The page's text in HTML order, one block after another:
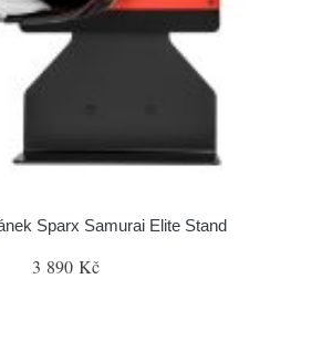
Sparx Samurai Elite Stand
3 890 Kč